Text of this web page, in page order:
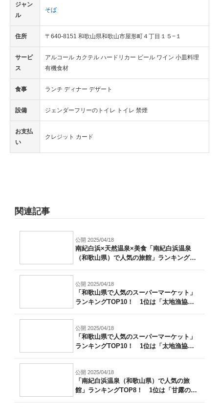
ジャン
ル
そば
住所 〒640-8151 和歌山県和歌山市屋形町４丁目１５−１
サービ
ス
アルコール カクテル ハードリカー ビール ワイン 小皿料理
有機食材
食事 ランチ ディナー デザート
設備 ジェンダーフリーのトイレ トイレ 禁煙
お支払
い
クレジット カード
関連記事
公開 2025/04/18
南紀白浜×天然温泉×美食「南紀白浜温泉
（和歌山県）で人気の旅館」ランキングTO
公開 2025/04/18
「和歌山県で人気のスーパーマーケット」
ランキングTOP10！ 1位は「太地漁協
公開 2025/04/18
「和歌山県で人気のスーパーマーケット」
ランキングTOP10！ 1位は「太地漁協
公開 2025/04/18
「南紀白浜温泉（和歌山県）で人気の旅
館」ランキングTOP8！ 1位は「甘露の湯